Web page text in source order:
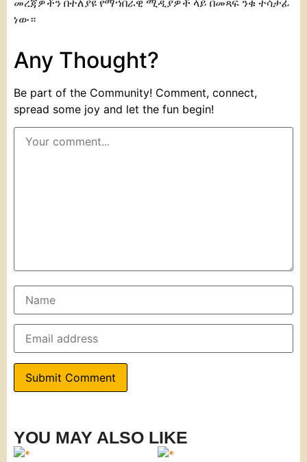
መረጃዎችን በተለያዩ የማኀበራዊ ሚዲያዎች ላይ በመጻፍ ንቁ ተሳታፊ
ነው።
Any Thought?
Be part of the Community! Comment, connect,
spread some joy and let the fun begin!
YOU MAY ALSO LIKE